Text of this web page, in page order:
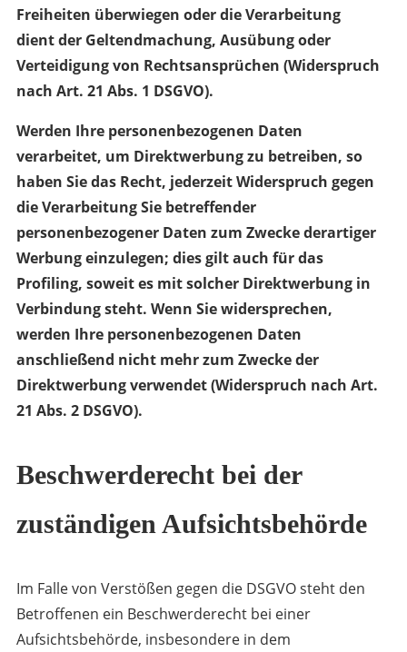
Freiheiten überwiegen oder die Verarbeitung
dient der Geltendmachung, Ausübung oder
Verteidigung von Rechtsansprüchen (Widerspruch
nach Art. 21 Abs. 1 DSGVO).
Werden Ihre personenbezogenen Daten
verarbeitet, um Direktwerbung zu betreiben, so
haben Sie das Recht, jederzeit Widerspruch gegen
die Verarbeitung Sie betreffender
personenbezogener Daten zum Zwecke derartiger
Werbung einzulegen; dies gilt auch für das
Profiling, soweit es mit solcher Direktwerbung in
Verbindung steht. Wenn Sie widersprechen,
werden Ihre personenbezogenen Daten
anschließend nicht mehr zum Zwecke der
Direktwerbung verwendet (Widerspruch nach Art.
21 Abs. 2 DSGVO).
Beschwerderecht bei der
zuständigen Aufsichtsbehörde
Im Falle von Verstößen gegen die DSGVO steht den
Betroffenen ein Beschwerderecht bei einer
Aufsichtsbehörde, insbesondere in dem